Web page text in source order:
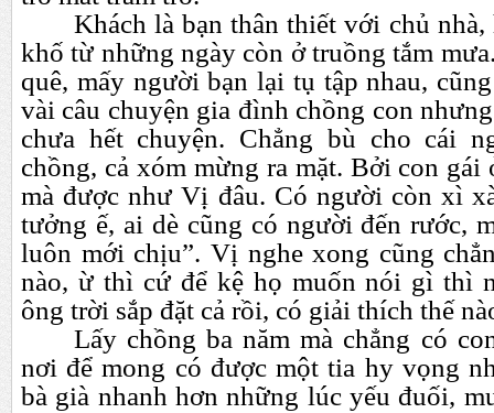
Khách là bạn thân thiết với chủ
khố từ những ngày còn ở truồng tắm
quê, mấy người bạn lại tụ tập nhau,
vài câu chuyện gia đình chồng con
chưa hết chuyện. Chẳng bù cho cái
chồng, cả xóm mừng ra mặt. Bởi con gái
mà được như Vị đâu. Có người còn xì
tưởng ế, ai dè cũng có người đến rước,
luôn mới chịu”. Vị nghe xong cũng
nào, ừ thì cứ để kệ họ muốn nói gì thì
ông trời sắp đặt cả rồi, có giải thích thế
Lấy chồng ba năm mà chẳng có
nơi để mong có được một tia hy vọng
bà già nhanh hơn những lúc yếu đuối,